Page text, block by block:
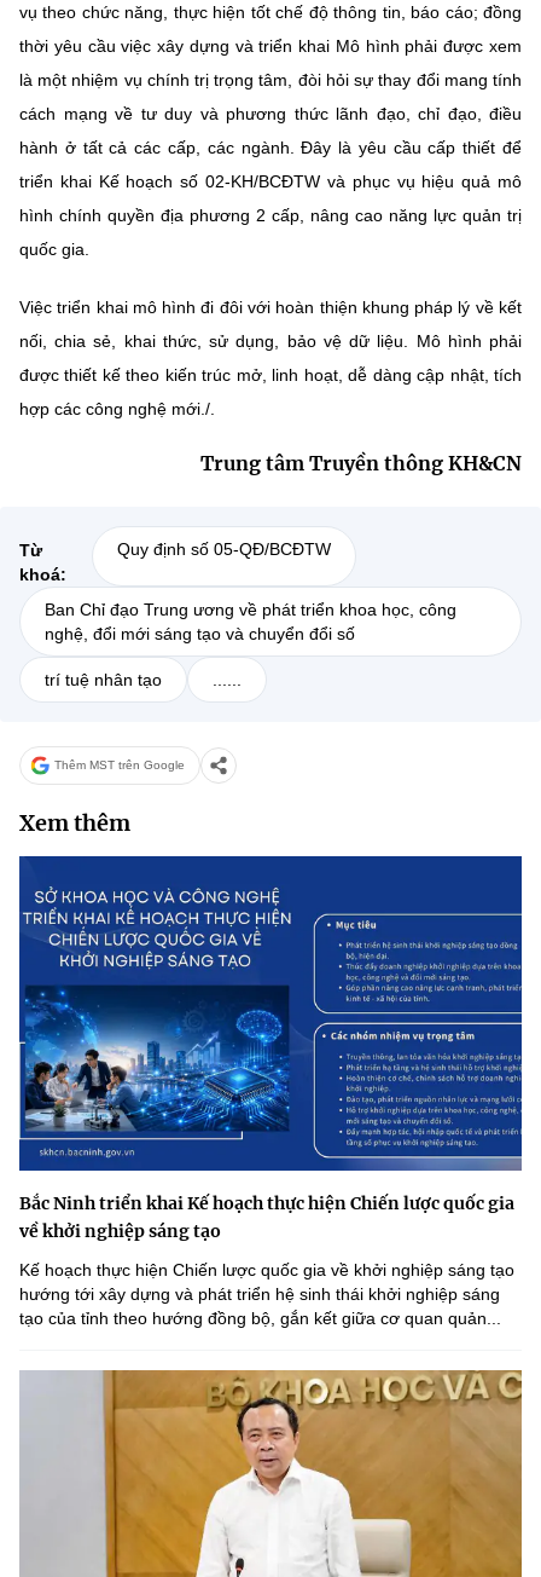
vụ theo chức năng, thực hiện tốt chế độ thông tin, báo cáo; đồng
thời yêu cầu việc xây dựng và triển khai Mô hình phải được xem
là một nhiệm vụ chính trị trọng tâm, đòi hỏi sự thay đổi mang tính
cách mạng về tư duy và phương thức lãnh đạo, chỉ đạo, điều
hành ở tất cả các cấp, các ngành. Đây là yêu cầu cấp thiết để
triển khai Kế hoạch số 02-KH/BCĐTW và phục vụ hiệu quả mô
hình chính quyền địa phương 2 cấp, nâng cao năng lực quản trị
quốc gia.
Việc triển khai mô hình đi đôi với hoàn thiện khung pháp lý về kết
nối, chia sẻ, khai thức, sử dụng, bảo vệ dữ liệu. Mô hình phải
được thiết kế theo kiến trúc mở, linh hoạt, dễ dàng cập nhật, tích
hợp các công nghệ mới./.
Trung tâm Truyền thông KH&CN
Từ
khoá:
Quy định số 05-QĐ/BCĐTW
Ban Chỉ đạo Trung ương về phát triển khoa học, công
nghệ, đổi mới sáng tạo và chuyển đổi số
trí tuệ nhân tạo
Thêm MST trên Google
Xem thêm
Bắc Ninh triển khai Kế hoạch thực hiện Chiến lược quốc gia
về khởi nghiệp sáng tạo
Kế hoạch thực hiện Chiến lược quốc gia về khởi nghiệp sáng tạo
hướng tới xây dựng và phát triển hệ sinh thái khởi nghiệp sáng
tạo của tỉnh theo hướng đồng bộ, gắn kết giữa cơ quan quản...